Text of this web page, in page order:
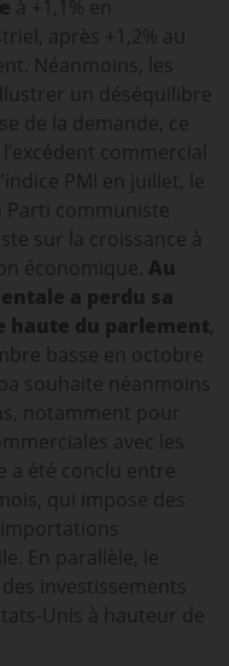
à +1,1% en
après +1,2% au
Néanmoins, les
un déséquilibre
de la demande, ce
commercial
PMI en juillet, le
Parti communiste
sur la croissance à
économique. Au
a perdu sa
haute du parlement,
basse en octobre
souhaite néanmoins
notamment pour
avec les
a été conclu entre
qui impose des
En parallèle, le
des investissements
Unis à hauteur de